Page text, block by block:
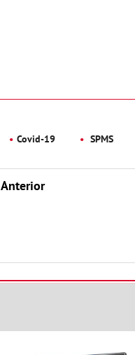
Covid-19 SPMS